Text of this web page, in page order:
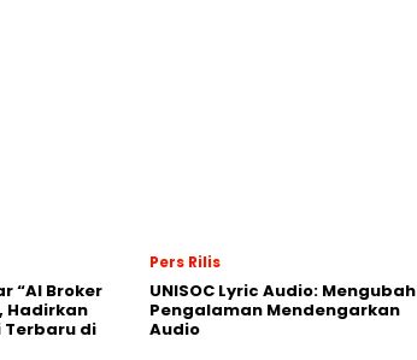
“AI Broker
Hadirkan
Terbaru di
Pers Rilis
UNISOC Lyric Audio: Mengubah
Pengalaman Mendengarkan
Audio